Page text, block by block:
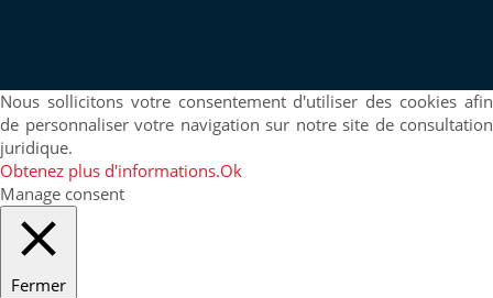
Nous sollicitons votre consentement d'utiliser des cookies afin
de personnaliser votre navigation sur notre site de consultation
juridique.
Obtenez plus d'informations.Ok
Manage consent
Fermer